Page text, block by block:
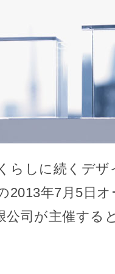
らしに続くデザ
2013年7月5日
公司が主催する